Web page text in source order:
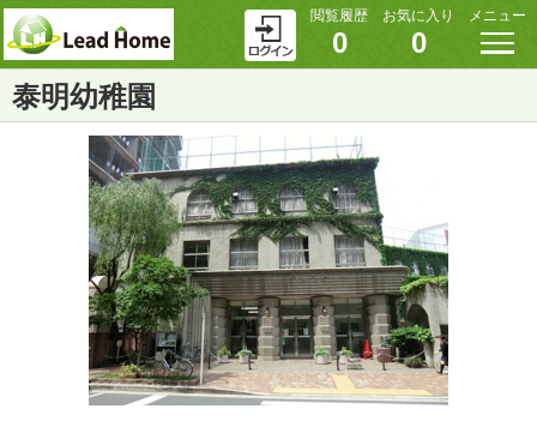
閲覧履歴
0
お気に入り
0
メニュー
泰明幼稚園